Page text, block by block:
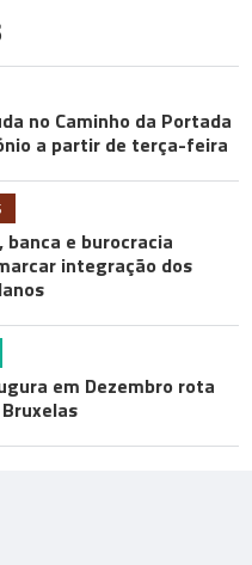
no Caminho da Portada
a partir de terça-feira
banca e burocracia
integração dos
em Dezembro rota